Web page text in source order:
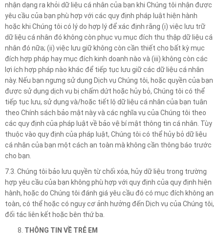
nhận dạng ra khỏi dữ liệu cá nhân của bạn khi Chúng tôi nhận được
yêu cầu của bạn phù hợp với các quy định pháp luật hiện hành
hoặc khi Chúng tôi có lý do hợp lý để xác định rằng (i) việc lưu trữ
dữ liệu cá nhân đó không còn phục vụ mục đích thu thập dữ liệu cá
nhân đó nữa; (ii) việc lưu giữ không còn cần thiết cho bất kỳ mục
đích hợp pháp hay mục đích kinh doanh nào và (iii) không còn các
lợi ích hợp pháp nào khác để tiếp tục lưu giữ các dữ liệu cá nhân
này. Nếu bạn ngưng sử dụng Dịch vụ Chúng tôi, hoặc quyền của bạn
được sử dụng dịch vụ bị chấm dứt hoặc hủy bỏ, Chúng tôi có thể
tiếp tục lưu, sử dụng và/hoặc tiết lộ dữ liệu cá nhân của bạn tuân
theo Chính sách bảo mật này và các nghĩa vụ của Chúng tôi theo
các quy định của pháp luật về bảo vệ bí mật thông tin cá nhân. Tùy
thuộc vào quy định của pháp luật, Chúng tôi có thể hủy bỏ dữ liệu
cá nhân của bạn một cách an toàn mà không cần thông báo trước
cho bạn.
7.3. Chúng tôi bảo lưu quyền từ chối xóa, hủy dữ liệu trong trường
hợp yêu cầu của bạn không phù hợp với quy định của quy định hiện
hành, hoặc do Chúng tôi đánh giá yêu cầu đó có mục đích không an
toàn, có thể hoặc có nguy cơ ảnh hưởng đến Dịch vụ của Chúng tôi,
đối tác liên kết hoặc bên thứ ba.
THÔNG TIN VỀ TRẺ EM